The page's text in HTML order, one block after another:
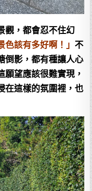
觀，都會忍不住幻
色該有多好啊！」不
倒影，都有種讓人心
願望應該很難實現，
在這樣的氛圍裡，也